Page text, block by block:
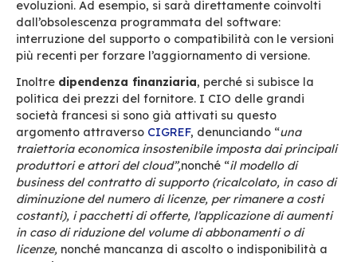
Se si è scelto di integrare più strumenti – per
collegando i messaggi di posta con il CRM – si
espongono le e-mail al data mining
terza o a eventuali violazioni dei dati
tale servizio.
Per quanto riguarda lasicurezza quotidiana,
elettronica è la prima fonte diattacco
(soprattutto phishing). Il contraltare della
momento che è di gran lunga il primo mezzo di
comunicazione in azienda!
In modalità SaaS si dipenderà dalle garanzie